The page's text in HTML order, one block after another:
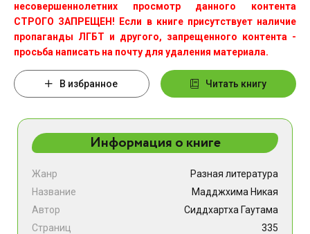
несовершеннолетних просмотр данного контента
СТРОГО ЗАПРЕЩЕН! Если в книге присутствует наличие
пропаганды ЛГБТ и другого, запрещенного контента -
просьба написать на почту для удаления материала.
В избранное Читать книгу
Информация о книге
Жанр
Разная литература
Название
Мадджхима Никая
Автор
Сиддхартха Гаутама
Страниц
335